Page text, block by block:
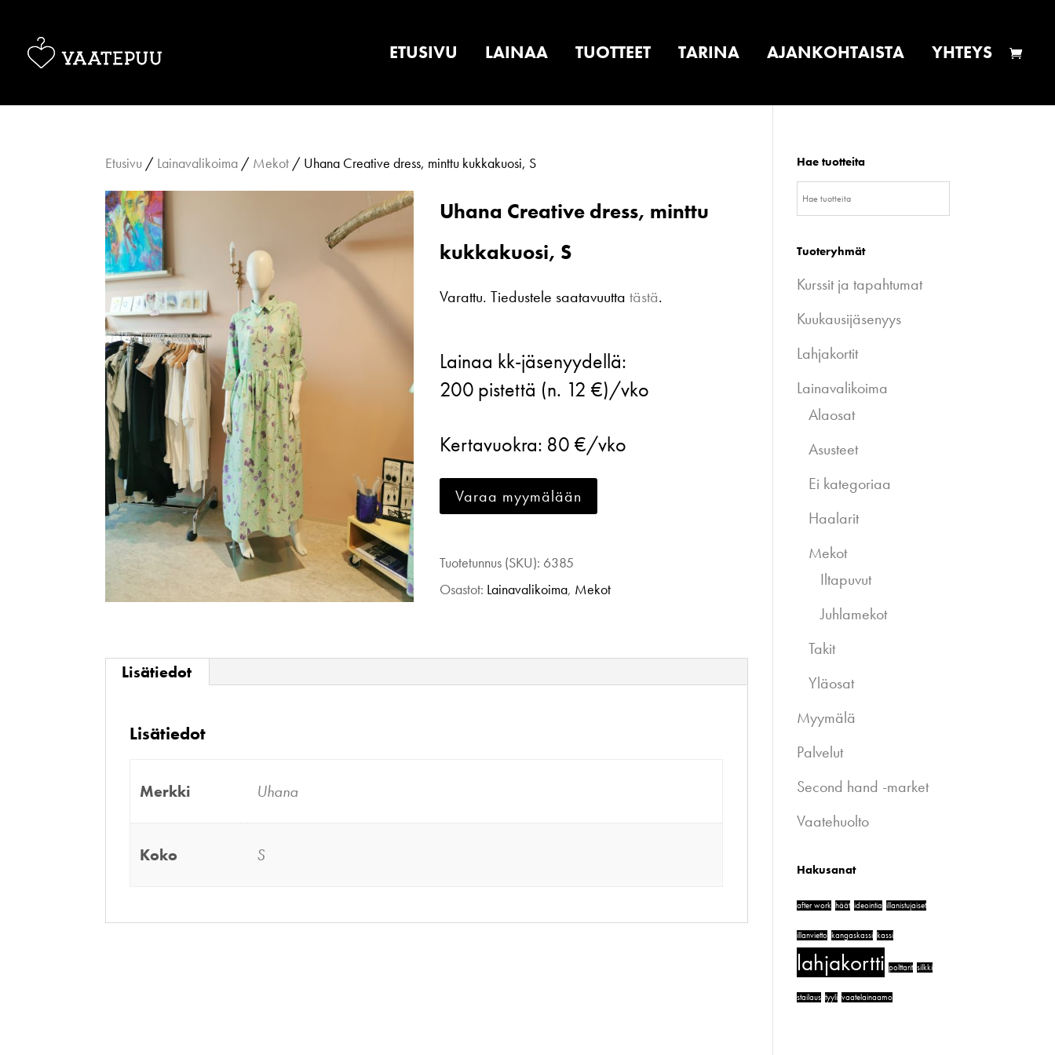
ETUSIVU LAINAA TUOTTEET TARINA AJANKOHTAISTA YHTEYS
Etusivu / Lainavalikoima / Mekot / Uhana Creative dress, minttu kukkakuosi, S
Uhana Creative dress, minttu
kukkakuosi, S
Varattu. Tiedustele saatavuuttatästä.
Creative
dress,
kukkakuosi,
S
määrä
Lainaa kk-jäsenyydellä:
200 pistettä (n. 12 €)/vko
Kertavuokra: 80 €/vko
Varaa myymälään
Tuotetunnus (SKU): 6385
Osastot: Lainavalikoima, Mekot
Lisätiedot
Lisätiedot
Merkki Uhana
Koko S
Hae tuotteita
Tuoteryhmät
Kurssit ja tapahtumat
Kuukausijäsenyys
Lahjakortit
Lainavalikoima
Alaosat
Asusteet
Ei kategoriaa
Haalarit
Mekot
Iltapuvut
Juhlamekot
Takit
Yläosat
Myymälä
Palvelut
Second hand -market
Vaatehuolto
Hakusanat
after work häät ideointia illanistujaiset
illanvietto kangaskassi kassi
lahjakortti polttarit silkki
stailaus tyyli vaatelainaamo